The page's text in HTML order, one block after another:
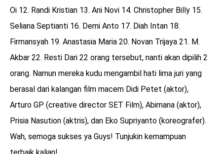
Oi 12. Randi Kristian 13. Ani Novi 14. Christopher Billy 15.
Seliana Septianti 16. Demi Anto 17. Diah Intan 18.
Firmansyah 19. Anastasia Maria 20. Novan Trijaya 21. M.
Akbar 22. Resti Dari 22 orang tersebut, nanti akan dipilih 2
orang. Namun mereka kudu mengambil hati lima juri yang
berasal dari kalangan film macem Didi Petet (aktor),
Arturo GP (creative director SET Film), Abimana (aktor),
Prisia Nasution (aktris), dan Eko Supriyanto (koreografer).
Wah, semoga sukses ya Guys! Tunjukin kemampuan